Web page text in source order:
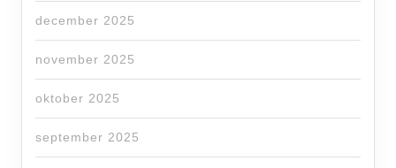
december 2025
november 2025
oktober 2025
september 2025